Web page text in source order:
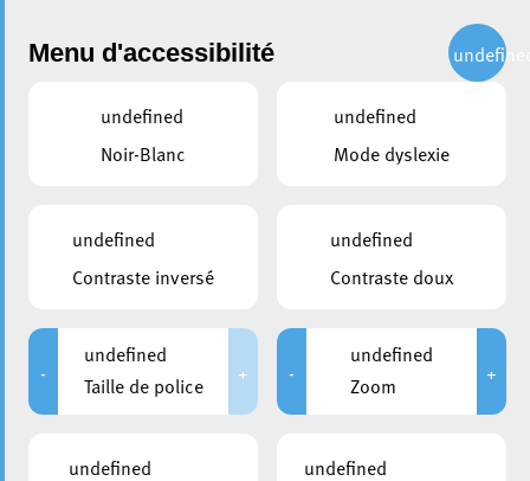
Administration
Menu d'accessibilité
undefined
Noir-Blanc
undefined
Mode dyslexie
undefined
Contraste inversé
undefined
Contraste doux
-
undefined
Taille de police
+ -
undefined
Zoom
+
undefined
undefined